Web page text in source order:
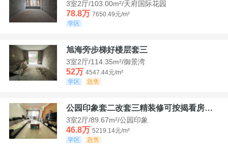
3室2厅/103.00m²/天府国际花园
78.8万 7650.49元/m²
学区
旭海旁步梯好楼层套三
3室2厅/114.35m²/御景湾
52万 4547.44元/m²
学区
急售
公园印象套二改套三精装修可按揭看房方便
3室2厅/89.67m²/公园印象
46.8万 5219.14元/m²
学区
急售